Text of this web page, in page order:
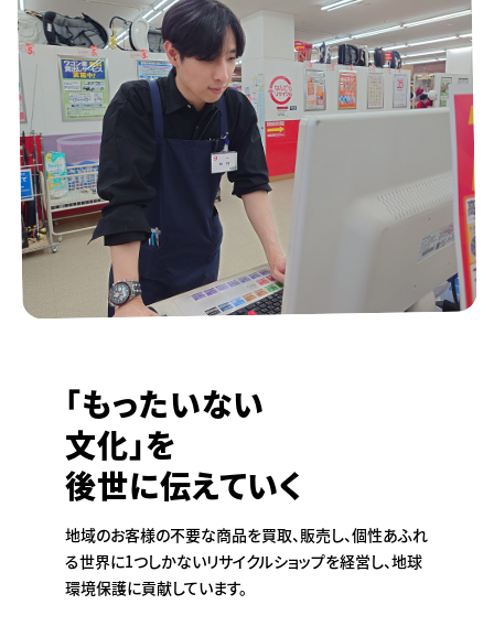
「もったいない
文化」を
後世に伝えていく
地域のお客様の不要な商品を買取、販売し、個性あふれ
る世界に1つしかないリサイクルショップを経営し、地球
環境保護に貢献しています。